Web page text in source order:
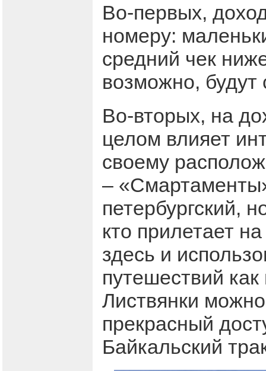
Во-первых,
номеру:
средний чек
возможно,
Во-вторых, на
целом влияет
своему
–
петербургский,
кто прилетает
здесь и
путешествий
Листвянки
прекрасный
Байкальский